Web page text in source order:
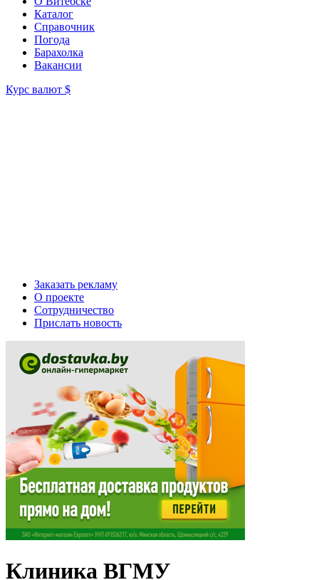
Каталог
Справочник
Погода
Барахолка
Вакансии
Курс валют $
Заказать рекламу
О проекте
Сотрудничество
Прислать новость
Клиника ВГМУ